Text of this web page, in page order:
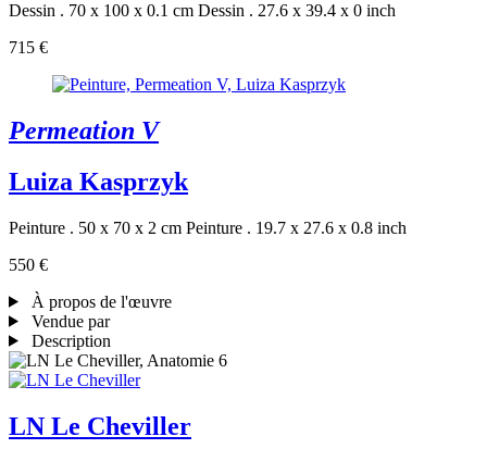
Dessin . 70 x 100 x 0.1 cm Dessin . 27.6 x 39.4 x 0 inch
715 €
Permeation V
Luiza Kasprzyk
Peinture . 50 x 70 x 2 cm Peinture . 19.7 x 27.6 x 0.8 inch
550 €
À propos de l'œuvre
Vendue par
Description
LN Le Cheviller